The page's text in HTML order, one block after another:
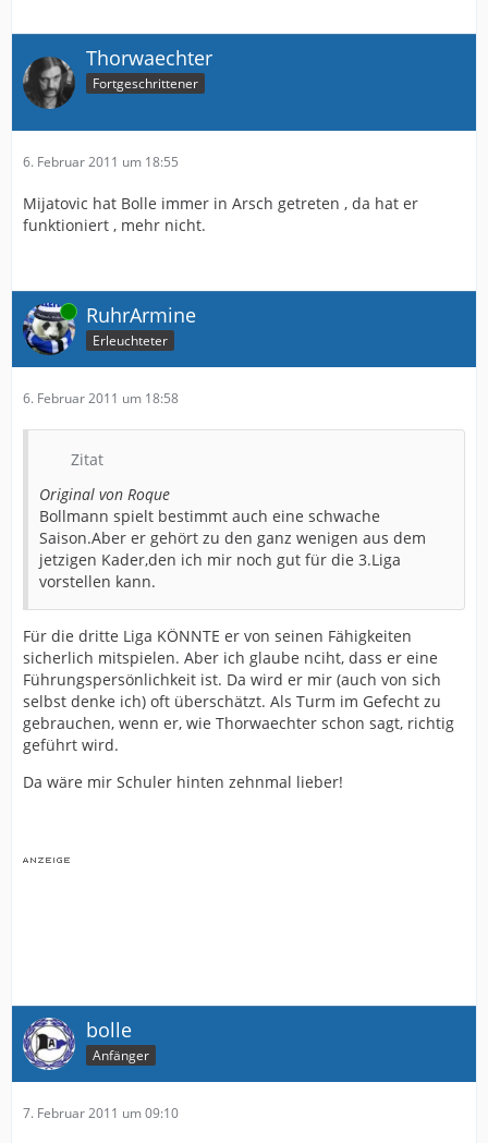
Thorwaechter
Fortgeschrittener
6. Februar 2011 um 18:55
Mijatovic hat Bolle immer in Arsch getreten , da hat er
funktioniert , mehr nicht.
Online RuhrArmine
Erleuchteter
6. Februar 2011 um 18:58
Zitat
Original von Roque
Bollmann spielt bestimmt auch eine schwache
Saison.Aber er gehört zu den ganz wenigen aus dem
jetzigen Kader,den ich mir noch gut für die 3.Liga
vorstellen kann.
Für die dritte Liga KÖNNTE er von seinen Fähigkeiten
sicherlich mitspielen. Aber ich glaube nciht, dass er eine
Führungspersönlichkeit ist. Da wird er mir (auch von sich
selbst denke ich) oft überschätzt. Als Turm im Gefecht zu
gebrauchen, wenn er, wie Thorwaechter schon sagt, richtig
geführt wird.
Da wäre mir Schuler hinten zehnmal lieber!
bolle
Anfänger
7. Februar 2011 um 09:10